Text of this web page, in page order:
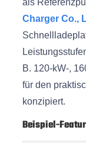
als
Charger Co.,
B. 120-kW-,
für den
konzipiert.
Beispiel-